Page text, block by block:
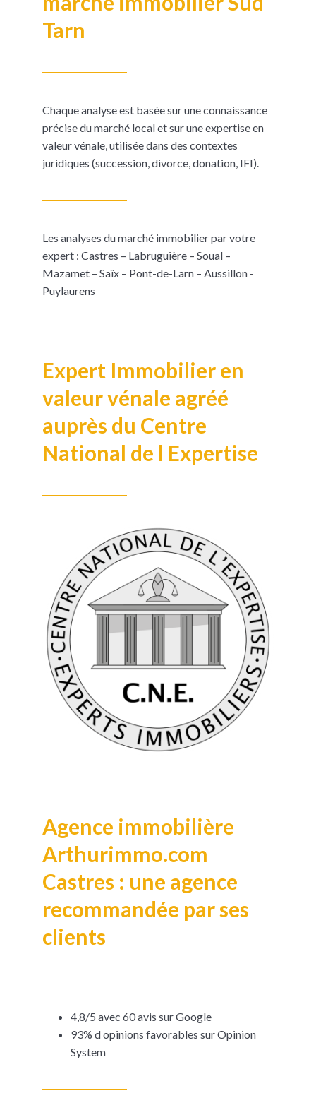
Tarn
Chaque analyse est basée sur une connaissance
précise du marché local et sur une expertise en
valeur vénale, utilisée dans des contextes
juridiques (succession, divorce, donation, IFI).
Les analyses du marché immobilier par votre
expert : Castres – Labruguière – Soual –
Mazamet – Saïx – Pont-de-Larn – Aussillon -
Puylaurens
Expert Immobilier en
valeur vénale agréé
auprès du Centre
National de l Expertise
Agence immobilière
Arthurimmo.com
Castres : une agence
recommandée par ses
clients
4,8/5 avec 60 avis sur Google
93% d opinions favorables surOpinion
System